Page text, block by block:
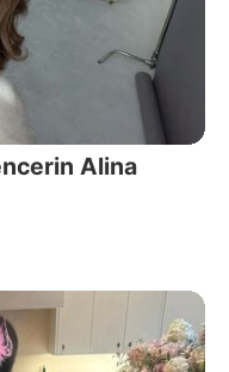
Alina